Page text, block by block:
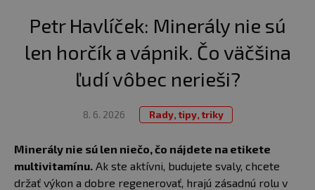
Petr Havlíček: Minerály nie sú
len horčík a vápnik. Čo väčšina
ľudí vôbec nerieši?
8. 6. 2026 Rady, tipy, triky
Minerály nie sú len niečo, čo nájdete na etikete
multivitamínu. Ak ste aktívni, budujete svaly, chcete
držať výkon a dobre regenerovať, hrajú zásadnú rolu v